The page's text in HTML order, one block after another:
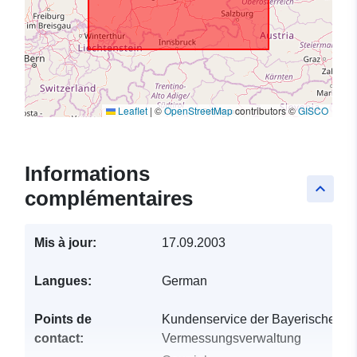
Leaflet | ©OpenStreetMapcontributors ©GISCO
keyboard_arrow_up
Informations
complémentaires
Mis à jour: 17.09.2003
Langues: German
Points de
contact:
Kundenservice der Bayerischen
Vermessungsverwaltung